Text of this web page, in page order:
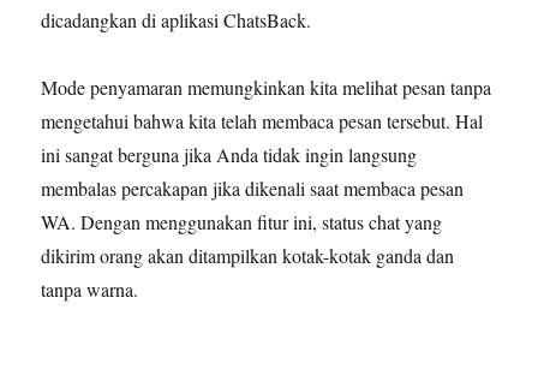
dicadangkan di aplikasi ChatsBack.
Mode penyamaran memungkinkan kita melihat pesan tanpa
mengetahui bahwa kita telah membaca pesan tersebut. Hal
ini sangat berguna jika Anda tidak ingin langsung
membalas percakapan jika dikenali saat membaca pesan
WA. Dengan menggunakan fitur ini, status chat yang
dikirim orang akan ditampilkan kotak-kotak ganda dan
tanpa warna.